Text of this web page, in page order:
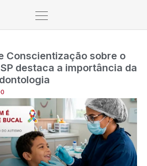
Conscientização sobre o
destaca a importância da